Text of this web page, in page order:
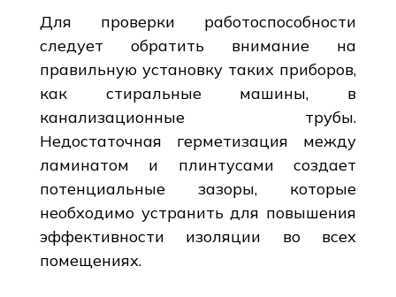
Для проверки работоспособности
следует обратить внимание на
правильную установку таких приборов,
как стиральные машины, в
канализационные трубы.
Недостаточная герметизация между
ламинатом и плинтусами создает
потенциальные зазоры, которые
необходимо устранить для повышения
эффективности изоляции во всех
помещениях.